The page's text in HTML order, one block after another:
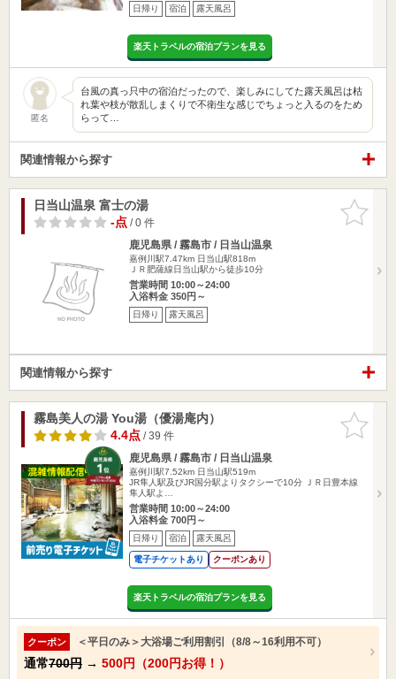
日帰り 宿泊 露天風呂
楽天トラベルの宿泊プランを見る
匿名
台風の真っ只中の宿泊だったので、楽しみにしてた露天風呂は枯
れ葉や枝が散乱しまくりで不衛生な感じでちょっと入るのをため
らって…
関連情報から探す
お気に入
りに追加
日当山温泉 富士の湯
-点/ 0 件
鹿児島県 / 霧島市 / 日当山温泉
嘉例川駅7.47km 日当山駅818m
ＪＲ肥薩線日当山駅から徒歩10分
営業時間 10:00～24:00
入浴料金 350円～
日帰り 露天風呂
関連情報から探す
お気に入
りに追加
霧島美人の湯 You湯（優湯庵内）
4.4点/ 39 件
鹿児島県 / 霧島市 / 日当山温泉
嘉例川駅7.52km 日当山駅519m
JR隼人駅及びJR国分駅よりタクシーで10分 ＪＲ日豊本線
隼人駅よ…
営業時間 10:00～24:00
入浴料金 700円～
日帰り 宿泊 露天風呂
電子チケットあり クーポンあり
楽天トラベルの宿泊プランを見る
クーポン ＜平日のみ＞大浴場ご利用割引（8/8～16利用不可）
通常700円 → 500円（200円お得！）